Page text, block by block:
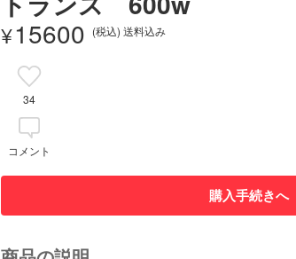
¥15600 (税込) 送料込み
34
コメント
購入手続きへ